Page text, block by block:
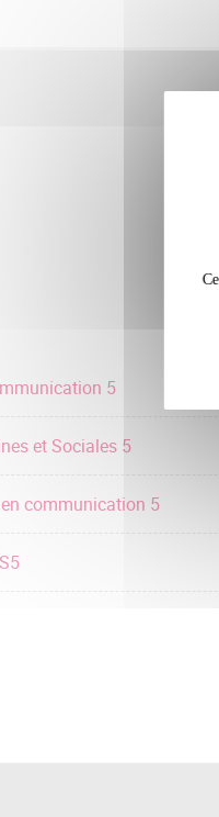
5
et Sociales 5
communication 5